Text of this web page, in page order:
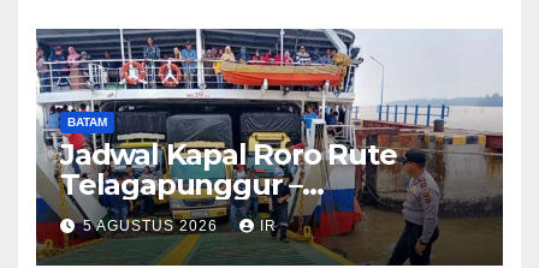
BATAM
Jadwal Kapal Roro Rute
Telagapunggur –
Tanjunguban dan Sebaliknya
5 AGUSTUS 2026 IR